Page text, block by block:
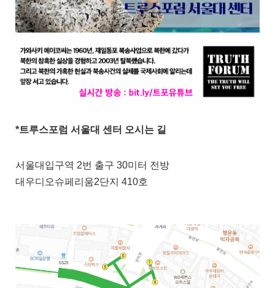
*트루스포럼 서울대 센터 오시는 길
서울대입구역 2번 출구 30미터 전방
대우디오슈페리움2단지 410호